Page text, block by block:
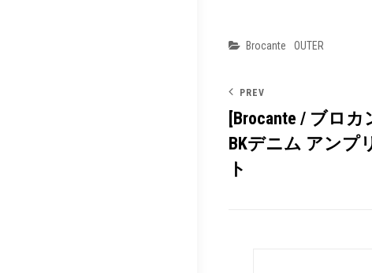
Categories
Brocante OUTER
PREV
[Brocante / ブロ
BKデニム アンプ
ト